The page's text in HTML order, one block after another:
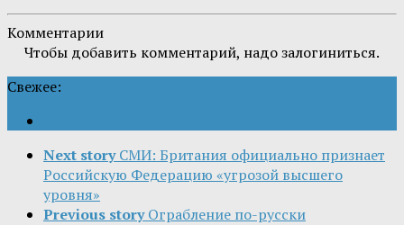
Комментарии
Чтобы добавить комментарий, надо залогиниться.
Свежее:
Next story СМИ: Британия официально признает
Российскую Федерацию «угрозой высшего
уровня»
Previous story Ограбление по-русски